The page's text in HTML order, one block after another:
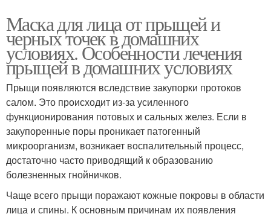
Маска для лица от прыщей и
черных точек в домашних
условиях. Особенности лечения
прыщей в домашних условиях
Прыщи появляются вследствие закупорки протоков
салом. Это происходит из-за усиленного
функционирования потовых и сальных желез. Если в
закупоренные поры проникает патогенный
микроорганизм, возникает воспалительный процесс,
достаточно часто приводящий к образованию
болезненных гнойничков.
Чаще всего прыщи поражают кожные покровы в области
лица и спины. К основным причинам их появления